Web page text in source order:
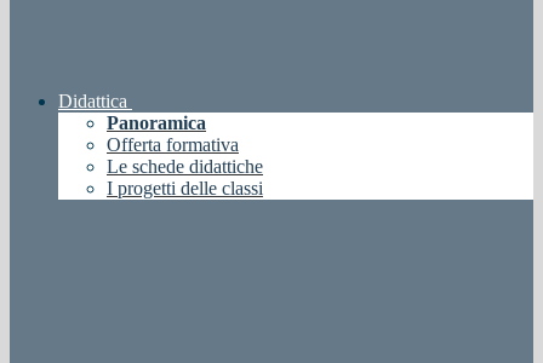
Didattica
Panoramica
Offerta formativa
Le schede didattiche
I progetti delle classi